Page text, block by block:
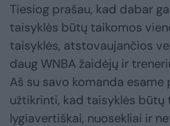
Tiesiog prašau, kad dabar
taisyklės būtų taikomos
taisyklės, atstovaujančios
daug WNBA žaidėjų ir
Aš su savo komanda esame
užtikrinti, kad taisyklės būtų
lygiavertiškai, nuosekliai ir